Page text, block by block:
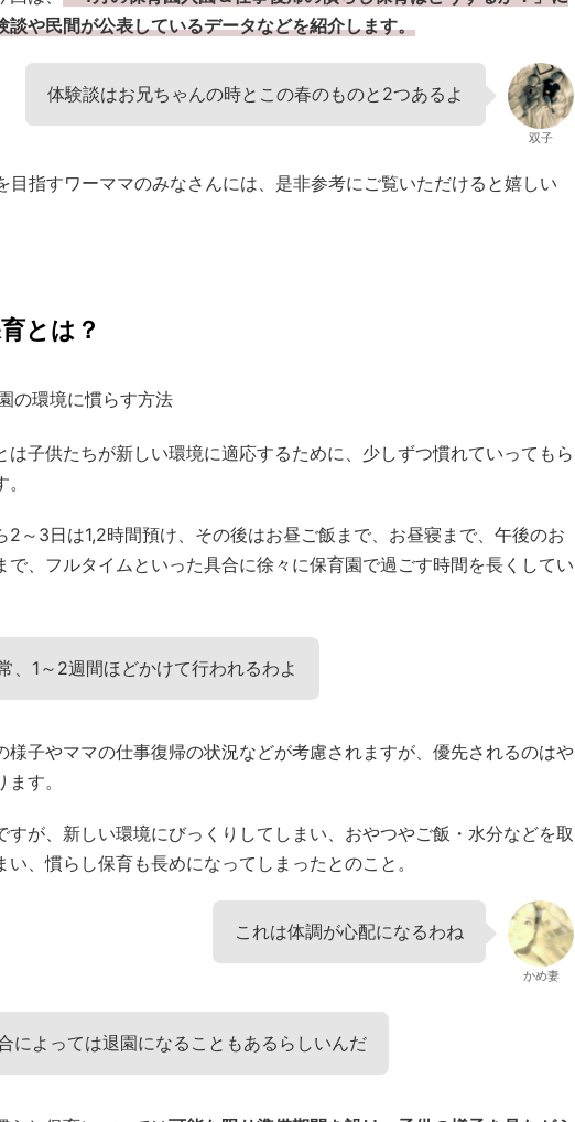
談や民間が公表しているデータなどを紹介します。
体験談はお兄ちゃんの時とこの春のものと2つあるよ
双子
目指すワーママのみなさんには、是非参考にご覧いただけると嬉しい
とは？
の環境に慣らす方法
は子供たちが新しい環境に適応するために、少しずつ慣れていってもら
2～3日は1,2時間預け、その後はお昼ご飯まで、お昼寝まで、午後のお
で、フルタイムといった具合に徐々に保育園で過ごす時間を長くしてい
、1～2週間ほどかけて行われるわよ
様子やママの仕事復帰の状況などが考慮されますが、優先されるのはや
す。
すが、新しい環境にびっくりしてしまい、おやつやご飯・水分などを取
い、慣らし保育も長めになってしまったとのこと。
これは体調が心配になるわね
かめ妻
によっては退園になることもあるらしいんだ